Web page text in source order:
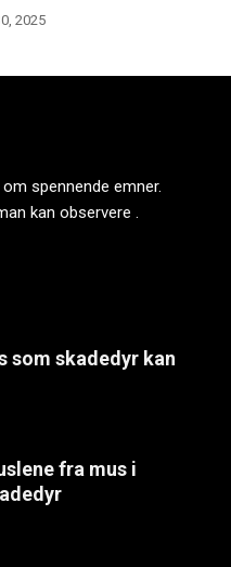
2025
spennende emner.
kan observere .
som skadedyr kan
fra mus i